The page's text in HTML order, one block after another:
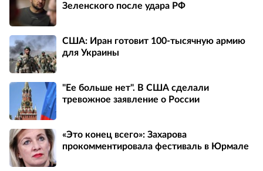
Зеленского после удара РФ
США: Иран готовит 100-тысячную армию
для Украины
"Ее больше нет". В США сделали
тревожное заявление о России
«Это конец всего»: Захарова
прокомментировала фестиваль в Юрмале